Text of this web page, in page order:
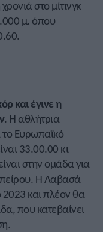
στο μίτινγκ
μ. όπου
και έγινε η
. Η αθλήτρια
Ευρωπαϊκό
33.00.00 κι
στην ομάδα για
Η Λαβασά
2023 και πλέον θα
που κατεβαίνει